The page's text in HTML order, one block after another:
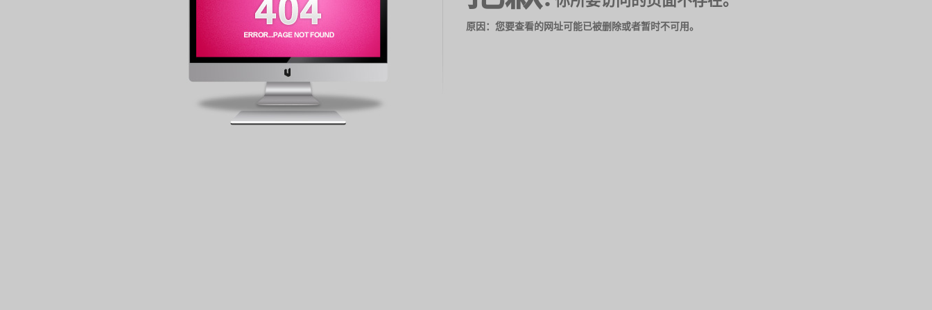
原因：您要查看的网址可能已被删除或者暂时不可用。